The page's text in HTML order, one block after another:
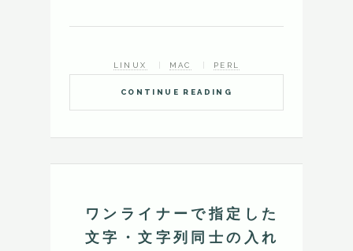
CONTINUE READING
LINUX MAC PERL
ワンライナーで指定した
文字・文字列同士の入れ